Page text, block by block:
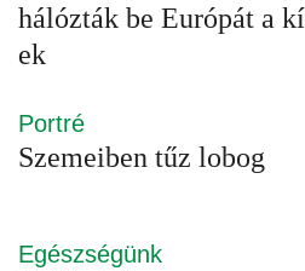
hálózták be Európát a
ek
Portré
Szemeiben tűz lobog
Egészségünk